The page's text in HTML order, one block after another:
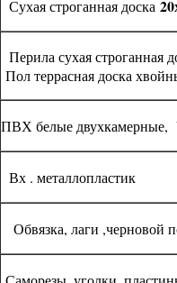
Сухая строганная доска
Перила сухая
Пол террасная доска
ПВХ белые двухкамерные,
Вх . металлопластик
Обвязка, лаги ,черновой